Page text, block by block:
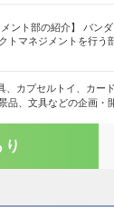
ント部の紹介】 バン
トマネジメントを行う
、カプセルトイ、カー
品、文具などの企画・